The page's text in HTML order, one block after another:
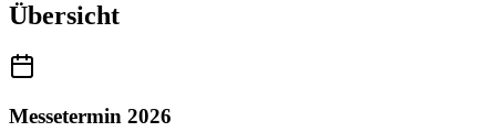
Übersicht
Messetermin 2026